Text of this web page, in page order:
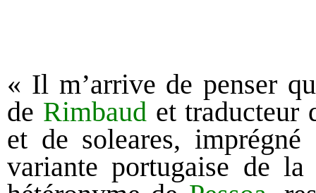
« Il m’arrive de penser
de Rimbaudet traducteur
et de soleares,
variante portugaise de